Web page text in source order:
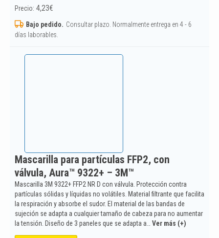
Precio: 4,23€
Bajo pedido. Consultar plazo. Normalmente entrega en 4 - 6
días laborables.
Mascarilla para partículas FFP2, con
válvula, Aura™ 9322+ – 3M™
Mascarilla 3M 9322+ FFP2 NR D con válvula. Protección contra
partículas sólidas y líquidas no volátiles. Material filtrante que facilita
la respiración y absorbe el sudor. El material de las bandas de
sujeción se adapta a cualquier tamaño de cabeza para no aumentar
la tensión. Diseño de 3 paneles que se adapta a… Ver más (+)